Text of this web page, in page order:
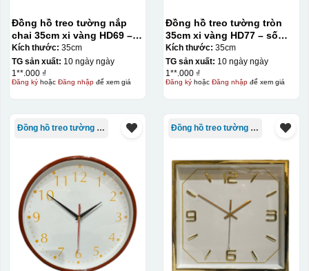
Đồng hồ treo tường nắp
chai 35cm xi vàng HD69 –
số dán
Kích thước: 35cm
TG sản xuất: 10 ngày ngày
1**.000 ₫
Đăng kýhoặc Đăng nhậpđể xem giá
Đồng hồ treo tường tròn
35cm xi vàng HD77 – số
dán
Kích thước: 35cm
TG sản xuất: 10 ngày ngày
1**.000 ₫
Đăng kýhoặc Đăng nhậpđể xem giá
Đồng hồ treo tường giá rẻ Đồng hồ treo tường giá rẻ